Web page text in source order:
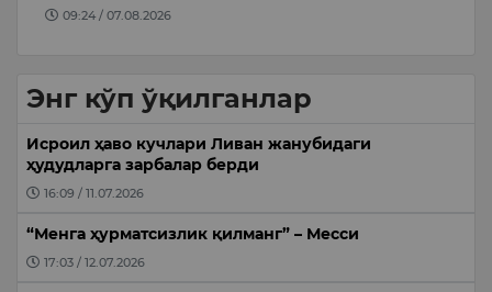
09:24 / 07.08.2026
Энг кўп ўқилганлар
Исроил ҳаво кучлари Ливан жанубидаги
ҳудудларга зарбалар берди
16:09 / 11.07.2026
“Менга ҳурматсизлик қилманг” – Месси
17:03 / 12.07.2026